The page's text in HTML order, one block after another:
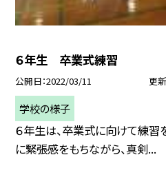
６年生 卒業式練習
公開日 2022/03/11 更
学校の様子
６年生は、卒業式に向けて練習
に緊張感をもちながら、真剣...